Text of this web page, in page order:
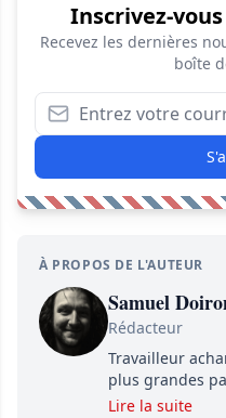
Inscrivez-
Recevez les dernières
boîte
À PROPOS DE L'AUTEUR
Samuel
Rédacteur
Travailleur
plus grandes
le showbizz de
Lire la suite